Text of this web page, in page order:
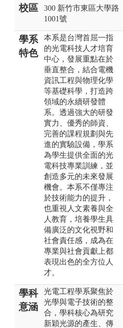
校區
300 新竹市東區大學路
1001號
學系
特色
本系是台灣首屈一指
的光電科技人才培育
中心，發展重點在於
垂直整合，結合電機
資訊工程與物理化學
等基礎科學，打造跨
領域的永續研發體
系。透過強大的研發
實力、優秀的師資、
完善的課程規劃與先
進的實驗設備，學系
為學生提供全面的光
電科技專業訓練，並
創造多元的未來發展
機會。本系不僅專注
於技術能力的提升，
也重視人文素養與全
人教育，培養學生具
備廣泛的文化視野和
社會責任感，成為在
專業與社會貢獻上都
表現出色的全方位人
才。
學科
意涵
光電工程學系聚焦於
光學與電子技術的整
合，學科核心為研究
新穎光源的產生、傳